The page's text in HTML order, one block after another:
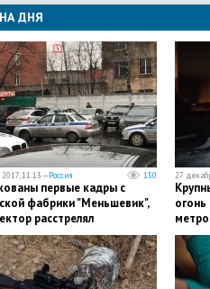
ДНЯ
11:13 —Россия 150
первые кадры с
фабрики "Меньшевик",
расстрелял
27